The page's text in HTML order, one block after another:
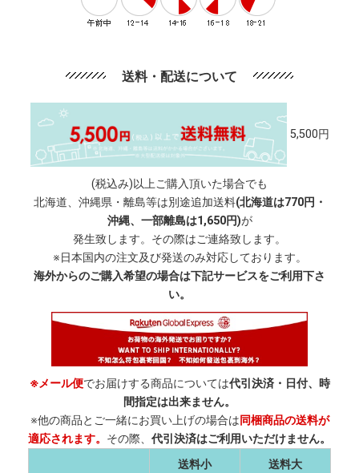
送料・配送について
5,500円
(税込み)以上ご購入頂いた場合でも
北海道、沖縄県・離島等は別途追加送料(北海道は770円・
沖縄、一部離島は1,650円)が
発生致します。その際はご連絡致します。
※日本国内の注文及び発送のみ対応しております。
海外からのご購入希望の場合は下記サービスをご利用下さ
い。
※メール便でお届けする商品については代引決済・日付、時
間指定は出来ません。
※他の商品とご一緒にお買い上げの場合は同梱商品の送料が
適応されます。 その際、 代引決済はご利用いただけません。
送料小
送料大